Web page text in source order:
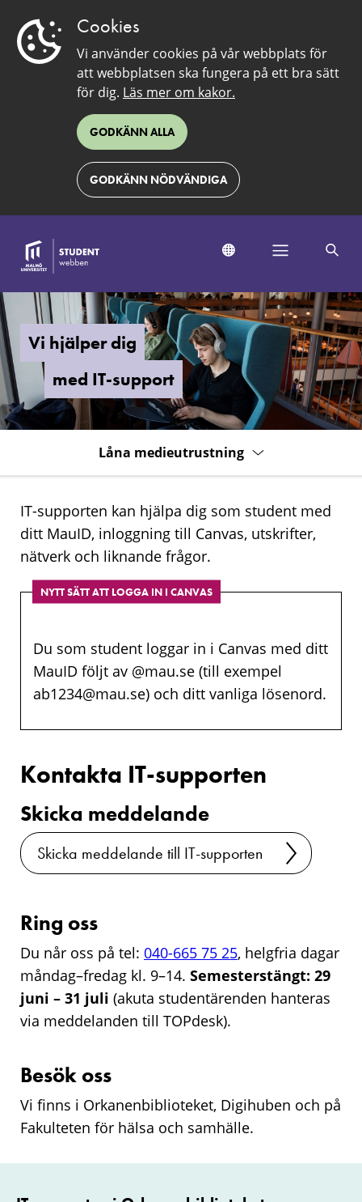
Cookies
Vi använder cookies på vår webbplats för
att webbplatsen ska fungera på ett bra sätt
för dig. Läs mer om kakor.
GODKÄNN ALLA
GODKÄNN NÖDVÄNDIGA
Kontakta
IT-
support
Vi hjälper dig
med IT-support
Låna medieutrustning
IT-supporten kan hjälpa dig som student med
ditt MauID, inloggning till Canvas, utskrifter,
nätverk och liknande frågor.
NYTT SÄTT ATT LOGGA IN I CANVAS
Du som student loggar in i Canvas med ditt
MauID följt av @mau.se (till exempel
ab1234@mau.se) och ditt vanliga lösenord.
Kontakta IT-supporten
Skicka meddelande
Skicka meddelande till IT-supporten
Ring oss
Du når oss på tel: 040-665 75 25, helgfria dagar
måndag–fredag kl. 9–14. Semesterstängt: 29
juni – 31 juli (akuta studentärenden hanteras
via meddelanden till TOPdesk).
Besök oss
Vi finns i Orkanenbiblioteket, Digihuben och på
Fakulteten för hälsa och samhälle.